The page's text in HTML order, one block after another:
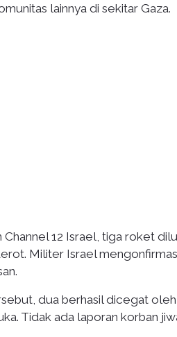
lainnya di sekitar Gaza.
12 Israel, tiga roket
Militer Israel
dua berhasil dicegat
Tidak ada laporan korban